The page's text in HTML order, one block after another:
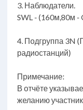
3. Наблюдатели.
SWL - (160м,80м -
4. Подгруппа 3N
радиостанций)
Примечание:
В отчёте
желанию